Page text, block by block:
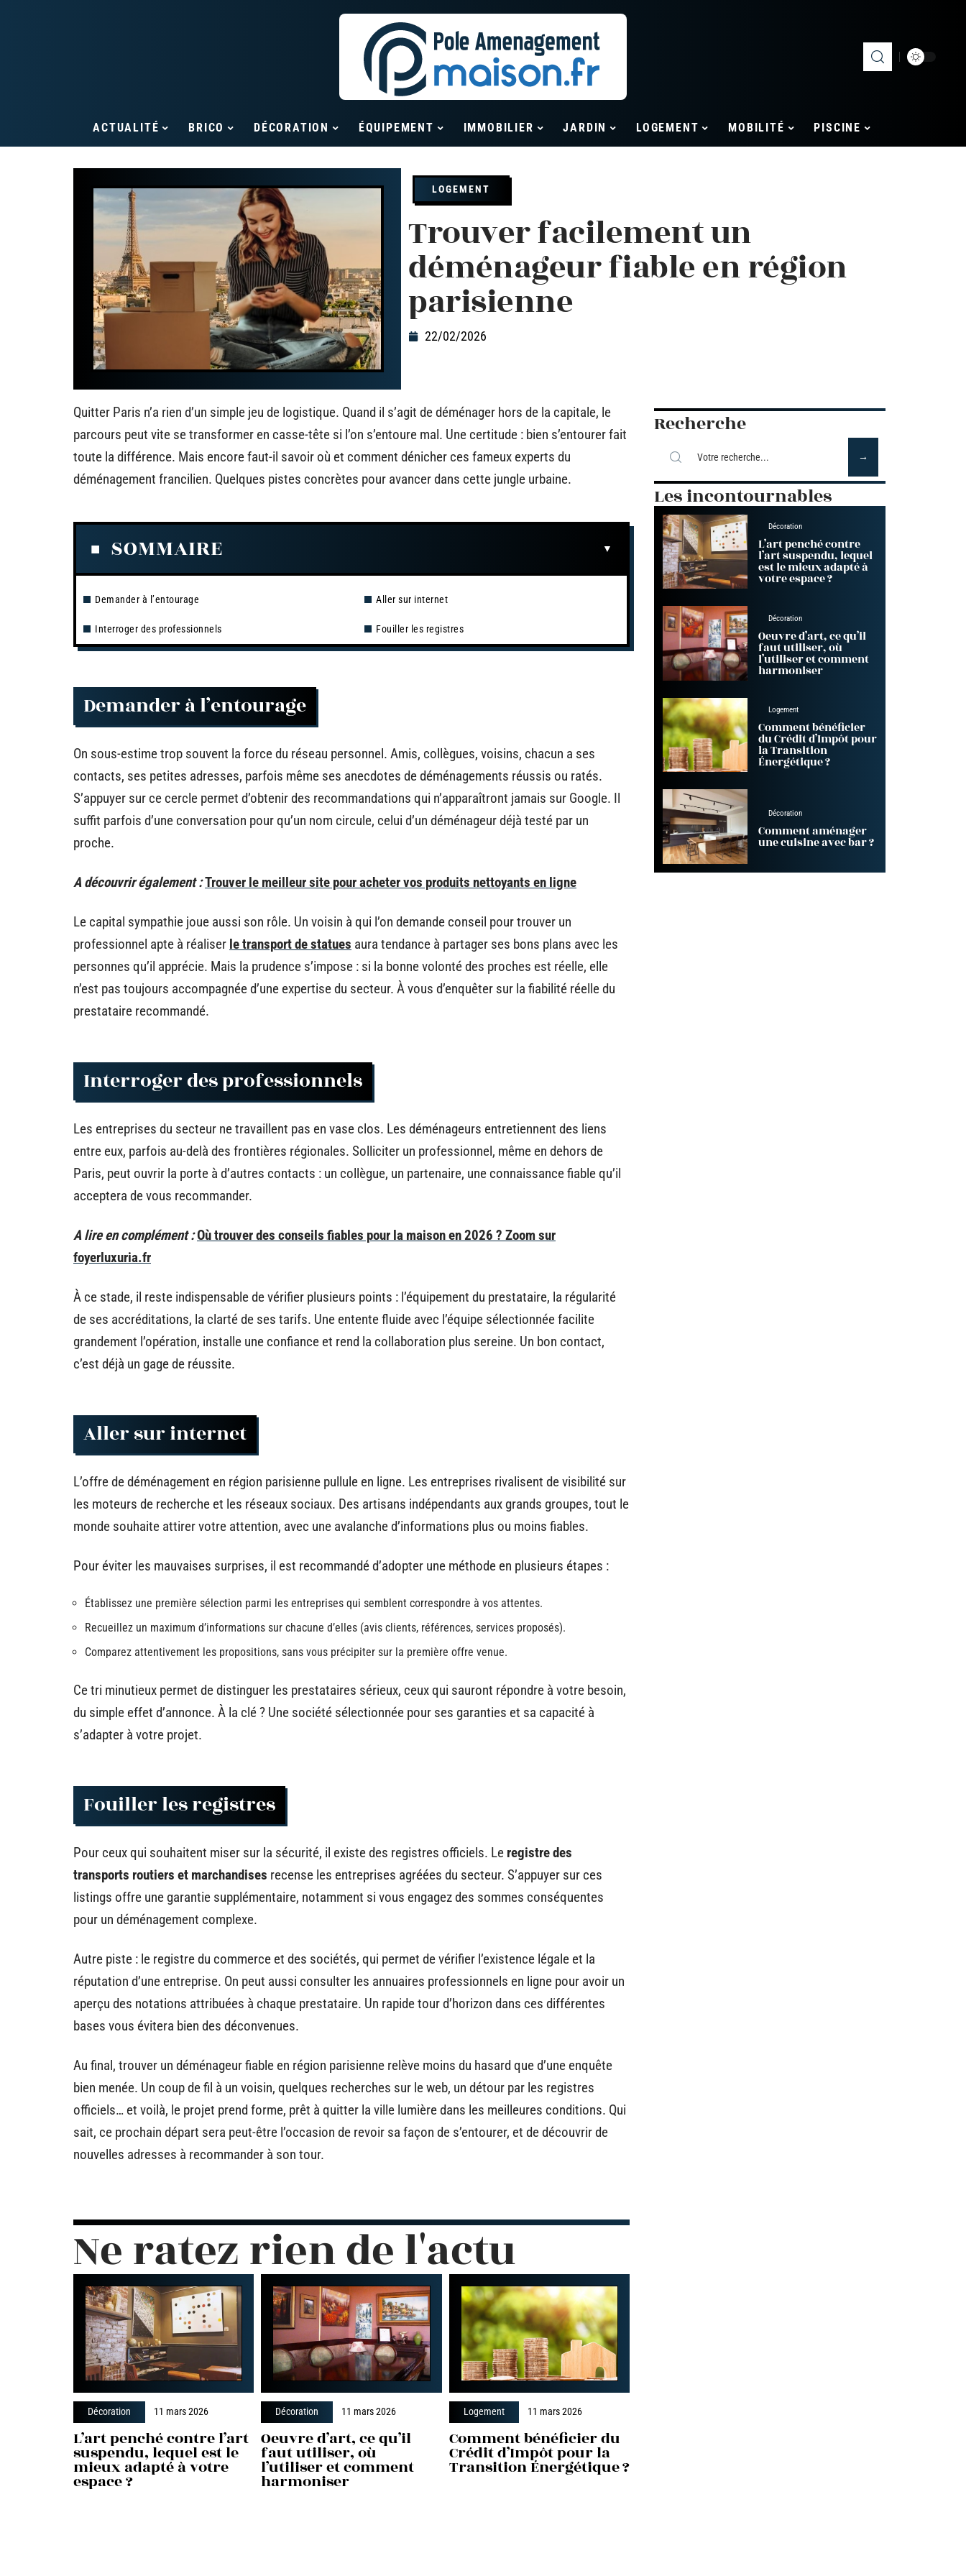
ACTUALITÉ BRICO DÉCORATION ÉQUIPEMENT IMMOBILIER JARDIN LOGEMENT MOBILITÉ PISCINE
LOGEMENT
Trouver facilement un
déménageur fiable en région
parisienne
22/02/2026
Quitter Paris n’a rien d’un simple jeu de logistique. Quand il s’agit de déménager hors de la capitale, le
parcours peut vite se transformer en casse-tête si l’on s’entoure mal. Une certitude : bien s’entourer fait
toute la différence. Mais encore faut-il savoir où et comment dénicher ces fameux experts du
déménagement francilien. Quelques pistes concrètes pour avancer dans cette jungle urbaine.
SOMMAIRE
Demander à l’entourage
Interroger des professionnels
Aller sur internet
Fouiller les registres
Demander à l’entourage
On sous-estime trop souvent la force du réseau personnel. Amis, collègues, voisins, chacun a ses
contacts, ses petites adresses, parfois même ses anecdotes de déménagements réussis ou ratés.
S’appuyer sur ce cercle permet d’obtenir des recommandations qui n’apparaîtront jamais sur Google. Il
suffit parfois d’une conversation pour qu’un nom circule, celui d’un déménageur déjà testé par un
proche.
A découvrir également :Trouver le meilleur site pour acheter vos produits nettoyants en ligne
Le capital sympathie joue aussi son rôle. Un voisin à qui l’on demande conseil pour trouver un
professionnel apte à réaliser le transport de statues aura tendance à partager ses bons plans avec les
personnes qu’il apprécie. Mais la prudence s’impose : si la bonne volonté des proches est réelle, elle
n’est pas toujours accompagnée d’une expertise du secteur. À vous d’enquêter sur la fiabilité réelle du
prestataire recommandé.
Interroger des professionnels
Les entreprises du secteur ne travaillent pas en vase clos. Les déménageurs entretiennent des liens
entre eux, parfois au-delà des frontières régionales. Solliciter un professionnel, même en dehors de
Paris, peut ouvrir la porte à d’autres contacts : un collègue, un partenaire, une connaissance fiable qu’il
acceptera de vous recommander.
A lire en complément :Où trouver des conseils fiables pour la maison en 2026 ? Zoom sur
foyerluxuria.fr
À ce stade, il reste indispensable de vérifier plusieurs points : l’équipement du prestataire, la régularité
de ses accréditations, la clarté de ses tarifs. Une entente fluide avec l’équipe sélectionnée facilite
grandement l’opération, installe une confiance et rend la collaboration plus sereine. Un bon contact,
c’est déjà un gage de réussite.
Aller sur internet
L’offre de déménagement en région parisienne pullule en ligne. Les entreprises rivalisent de visibilité sur
les moteurs de recherche et les réseaux sociaux. Des artisans indépendants aux grands groupes, tout le
monde souhaite attirer votre attention, avec une avalanche d’informations plus ou moins fiables.
Pour éviter les mauvaises surprises, il est recommandé d’adopter une méthode en plusieurs étapes :
Établissez une première sélection parmi les entreprises qui semblent correspondre à vos attentes.
Recueillez un maximum d’informations sur chacune d’elles (avis clients, références, services proposés).
Comparez attentivement les propositions, sans vous précipiter sur la première offre venue.
Ce tri minutieux permet de distinguer les prestataires sérieux, ceux qui sauront répondre à votre besoin,
du simple effet d’annonce. À la clé ? Une société sélectionnée pour ses garanties et sa capacité à
s’adapter à votre projet.
Fouiller les registres
Pour ceux qui souhaitent miser sur la sécurité, il existe des registres officiels. Le registre des
transports routiers et marchandises recense les entreprises agréées du secteur. S’appuyer sur ces
listings offre une garantie supplémentaire, notamment si vous engagez des sommes conséquentes
pour un déménagement complexe.
Autre piste : le registre du commerce et des sociétés, qui permet de vérifier l’existence légale et la
réputation d’une entreprise. On peut aussi consulter les annuaires professionnels en ligne pour avoir un
aperçu des notations attribuées à chaque prestataire. Un rapide tour d’horizon dans ces différentes
bases vous évitera bien des déconvenues.
Au final, trouver un déménageur fiable en région parisienne relève moins du hasard que d’une enquête
bien menée. Un coup de fil à un voisin, quelques recherches sur le web, un détour par les registres
officiels… et voilà, le projet prend forme, prêt à quitter la ville lumière dans les meilleures conditions. Qui
sait, ce prochain départ sera peut-être l’occasion de revoir sa façon de s’entourer, et de découvrir de
nouvelles adresses à recommander à son tour.
Ne ratez rien de l'actu
Décoration 11 mars 2026
L’art penché contre l’art
suspendu, lequel est le
mieux adapté à votre
espace ?
Décoration 11 mars 2026
Oeuvre d’art, ce qu’il
faut utiliser, où
l’utiliser et comment
harmoniser
Logement 11 mars 2026
Comment bénéficier du
Crédit d’Impôt pour la
Transition Énergétique ?
Recherche
Les incontournables
Décoration
L’art penché contre
l’art suspendu, lequel
est le mieux adapté à
votre espace ?
Décoration
Oeuvre d’art, ce qu’il
faut utiliser, où
l’utiliser et comment
harmoniser
Logement
Comment bénéficier
du Crédit d’Impôt pour
la Transition
Énergétique ?
Décoration
Comment aménager
une cuisine avec bar ?